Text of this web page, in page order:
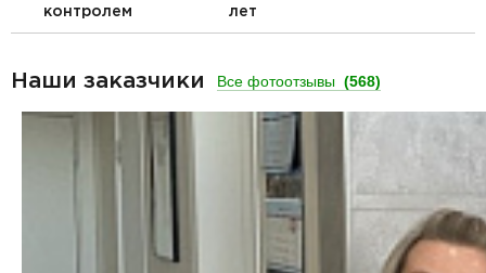
контролем
лет
Наши заказчики Все фотоотзывы (568)